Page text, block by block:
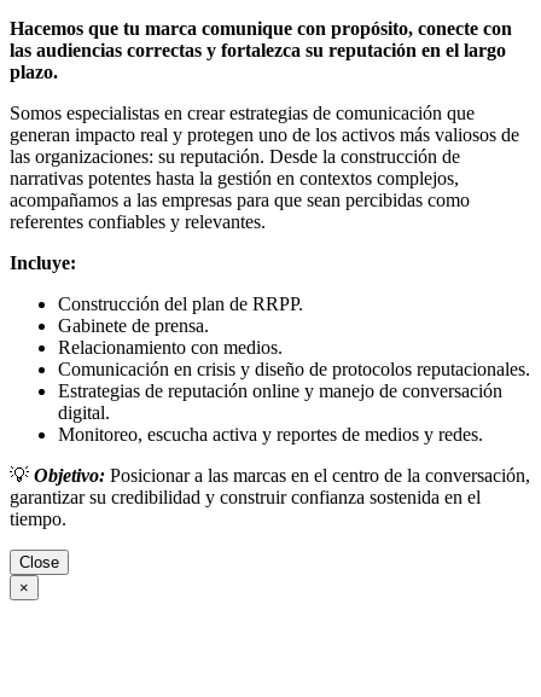
Hacemos que tu marca comunique con propósito, conecte con
las audiencias correctas y fortalezca su reputación en el largo
plazo.
Somos especialistas en crear estrategias de comunicación que
generan impacto real y protegen uno de los activos más valiosos de
las organizaciones: su reputación. Desde la construcción de
narrativas potentes hasta la gestión en contextos complejos,
acompañamos a las empresas para que sean percibidas como
referentes confiables y relevantes.
Incluye:
Construcción del plan de RRPP.
Gabinete de prensa.
Relacionamiento con medios.
Comunicación en crisis y diseño de protocolos reputacionales.
Estrategias de reputación online y manejo de conversación
digital.
Monitoreo, escucha activa y reportes de medios y redes.
💡 Objetivo: Posicionar a las marcas en el centro de la conversación,
garantizar su credibilidad y construir confianza sostenida en el
tiempo.
Close
×